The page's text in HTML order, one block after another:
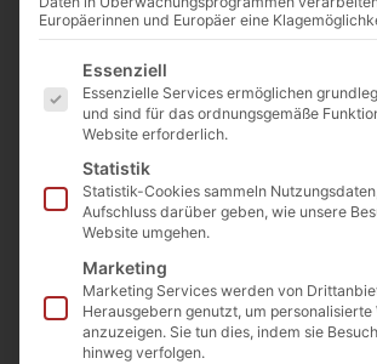
Cappuccino+Chocolate
Art. Nr.:KA-007-1-1 Kategorie Kaffee
7,00€ inkl. MwSt.
Enthält 7% MwSt. 7 % DE
(35,00€/ 1 kg)
zzgl.Versand
In die Wunschliste
Europäerinnen und Europäer eine
Es folgt eine Liste der Service-
Essenziell
Essenzielle Services ermöglichen
und sind für das ordnungsgemäße
Website erforderlich.
Statistik
Statistik-Cookies sammeln
Aufschluss darüber geben, wie unsere
Website umgehen.
Marketing
Marketing Services werden von
Herausgebern genutzt, um personalisierte
anzuzeigen. Sie tun dies, indem sie
hinweg verfolgen.